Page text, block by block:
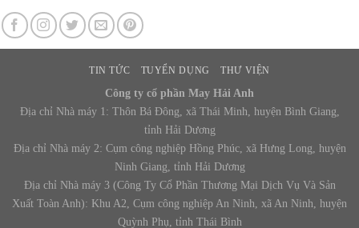
TIN TỨC TUYỂN DỤNG THƯ VIỆN
Công ty cổ phần May Hải Anh
Địa chỉ Nhà máy 1: Thôn Bá Đông, xã Thái Minh, huyện Bình Giang,
tỉnh Hải Dương
Địa chỉ Nhà máy 2: Cụm công nghiệp Hồng Phúc, xã Hưng Long, huyện
Ninh Giang, tỉnh Hải Dương
Địa chỉ Nhà máy 3 (Công Ty Cổ Phần Thương Mại Dịch Vụ Và Sản
Xuất Toàn Anh): Khu A2, Cụm công nghiệp An Ninh, xã An Ninh, huyện
Quỳnh Phụ, tỉnh Thái Bình